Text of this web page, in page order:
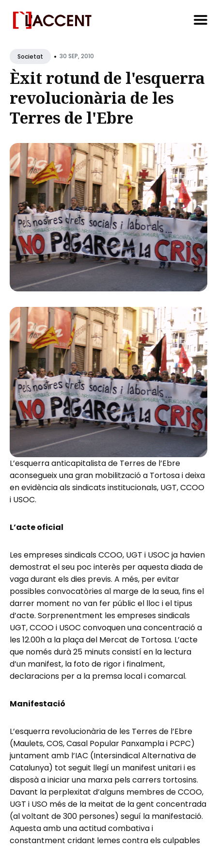
for
Blog
Societat • 30 SEP, 2010
Èxit rotund de l'esquerra
revolucionària de les
Terres de l'Ebre
L’esquerra anticapitalista de Terres de l’Ebre
aconsegueix una gran mobilització a Tortosa i deixa
en evidència als sindicats institucionals, UGT, CCOO
i USOC.
L’acte oficial
Les empreses sindicals CCOO, UGT i USOC ja havien
demostrat el seu poc interès per aquesta diada de
vaga durant els dies previs. A més, per evitar
possibles convocatòries al marge de la seua, fins el
darrer moment no van fer públic el lloc i el tipus
d’acte. Sorprenentment les empreses sindicals
UGT, CCOO i USOC convoquen una concentració a
les 12.00h a la plaça del Mercat de Tortosa. L’acte
que només durà 25 minuts consistí en la lectura
d’un manifest, la foto de rigor i finalment,
declaracions per a la premsa local i comarcal.
Manifestació
L’esquerra revolucionària de les Terres de l’Ebre
(Maulets, COS, Casal Popular Panxampla i PCPC)
juntament amb l’IAC (Intersindical Alternativa de
Catalunya) tot seguit llegí un manifest unitari i es
disposà a iniciar una marxa pels carrers tortosins.
Davant la perplexitat d’alguns membres de CCOO,
UGT i USO més de la meitat de la gent concentrada
(al voltant de 300 persones) seguí la manifestació.
Aquesta amb una actitud combativa i
constantment cridant lemes contra els culpables